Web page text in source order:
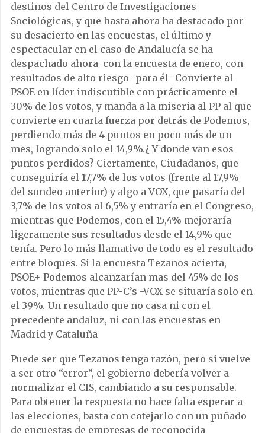
destinos del Centro de Investigaciones
Sociológicas, y que hasta ahora ha destacado por
su desacierto en las encuestas, el último y
espectacular en el caso de Andalucía se ha
despachado ahora con la encuesta de enero, con
resultados de alto riesgo -para él- Convierte al
PSOE en líder indiscutible con prácticamente el
30% de los votos, y manda a la miseria al PP al que
convierte en cuarta fuerza por detrás de Podemos,
perdiendo más de 4 puntos en poco más de un
mes, logrando solo el 14,9%.¿ Y donde van esos
puntos perdidos? Ciertamente, Ciudadanos, que
conseguiría el 17,7% de los votos (frente al 17,9%
del sondeo anterior) y algo a VOX, que pasaría del
3,7% de los votos al 6,5% y entraría en el Congreso,
mientras que Podemos, con el 15,4% mejoraría
ligeramente sus resultados desde el 14,9% que
tenía. Pero lo más llamativo de todo es el resultado
entre bloques. Si la encuesta Tezanos acierta,
PSOE+ Podemos alcanzarían mas del 45% de los
votos, mientras que PP-C’s -VOX se situaría solo en
el 39%. Un resultado que no casa ni con el
precedente andaluz, ni con las encuestas en
Madrid y Cataluña
Puede ser que Tezanos tenga razón, pero si vuelve
a ser otro “error”, el gobierno debería volver a
normalizar el CIS, cambiando a su responsable.
Para obtener la respuesta no hace falta esperar a
las elecciones, basta con cotejarlo con un puñado
de encuestas de empresas de reconocida